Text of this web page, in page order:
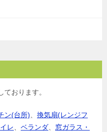
ております。
ン(台所)
換気扇(レンジフ
イレ ベランダ
窓ガラス・